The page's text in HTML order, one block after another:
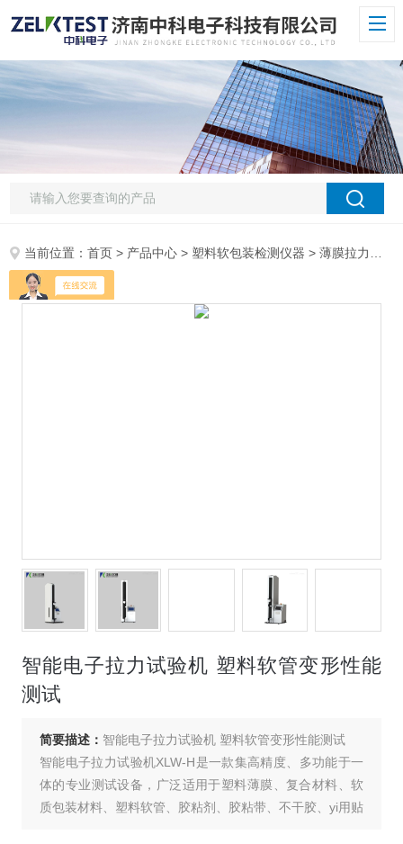
当前位置：首页 > 产品中心 > 塑料软包装检测仪器 >薄膜拉力试验机
智能电子拉力试验机 塑料软管变形性能
测试
简要描述： 智能电子拉力试验机 塑料软管变形性能测试
智能电子拉力试验机XLW-H是一款集高精度、多功能于一
体的专业测试设备，广泛适用于塑料薄膜、复合材料、软
质包装材料、塑料软管、胶粘剂、胶粘带、不干胶、yi用贴